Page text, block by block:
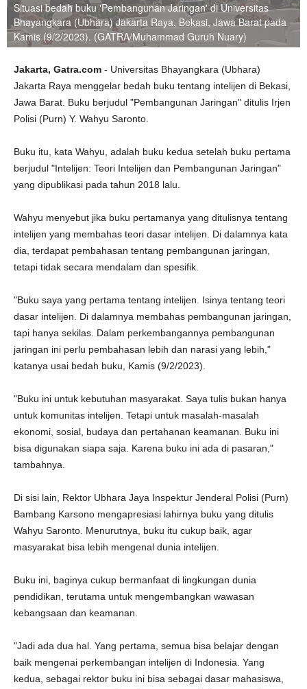
Situasi bedah buku 'Pembangunan Jaringan' di Universitas
Bhayangkara (Ubhara) Jakarta Raya, Bekasi, Jawa Barat pada
Kamis (9/2/2023). (GATRA/Muhammad Guruh Nuary)
Jakarta, Gatra.com - Universitas Bhayangkara (Ubhara)
Jakarta Raya menggelar bedah buku tentang intelijen di Bekasi,
Jawa Barat. Buku berjudul "Pembangunan Jaringan" ditulis Irjen
Polisi (Purn) Y. Wahyu Saronto.
Buku itu, kata Wahyu, adalah buku kedua setelah buku pertama
berjudul "Intelijen: Teori Intelijen dan Pembangunan Jaringan"
yang dipublikasi pada tahun 2018 lalu.
Wahyu menyebut jika buku pertamanya yang ditulisnya tentang
intelijen yang membahas teori dasar intelijen. Di dalamnya kata
dia, terdapat pembahasan tentang pembangunan jaringan,
tetapi tidak secara mendalam dan spesifik.
"Buku saya yang pertama tentang intelijen. Isinya tentang teori
dasar intelijen. Di dalamnya membahas pembangunan jaringan,
tapi hanya sekilas. Dalam perkembangannya pembangunan
jaringan ini perlu pembahasan lebih dan narasi yang lebih,"
katanya usai bedah buku, Kamis (9/2/2023).
"Buku ini untuk kebutuhan masyarakat. Saya tulis bukan hanya
untuk komunitas intelijen. Tetapi untuk masalah-masalah
ekonomi, sosial, budaya dan pertahanan keamanan. Buku ini
bisa digunakan siapa saja. Karena buku ini ada di pasaran,"
tambahnya.
Di sisi lain, Rektor Ubhara Jaya Inspektur Jenderal Polisi (Purn)
Bambang Karsono mengapresiasi lahirnya buku yang ditulis
Wahyu Saronto. Menurutnya, buku itu cukup baik, agar
masyarakat bisa lebih mengenal dunia intelijen.
Buku ini, baginya cukup bermanfaat di lingkungan dunia
pendidikan, terutama untuk mengembangkan wawasan
kebangsaan dan keamanan.
"Jadi ada dua hal. Yang pertama, semua bisa belajar dengan
baik mengenai perkembangan intelijen di Indonesia. Yang
kedua, sebagai rektor buku ini bisa sebagai dasar mahasiswa,